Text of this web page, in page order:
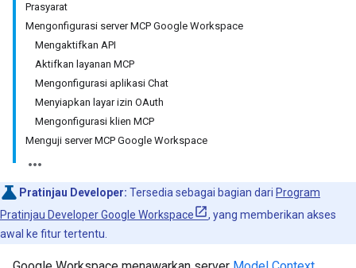
Prasyarat
Mengonfigurasi server MCP Google Workspace
Mengaktifkan API
Aktifkan layanan MCP
Mengonfigurasi aplikasi Chat
Menyiapkan layar izin OAuth
Mengonfigurasi klien MCP
Menguji server MCP Google Workspace
Pratinjau Developer: Tersedia sebagai bagian dari Program
Pratinjau Developer Google Workspace
, yang memberikan akses
awal ke fitur tertentu.